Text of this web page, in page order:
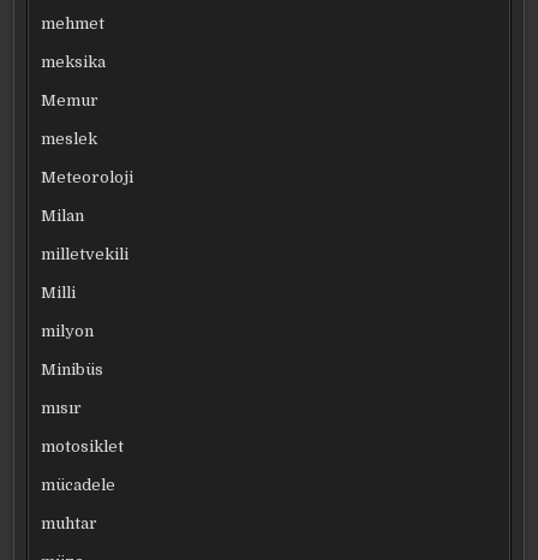
mehmet
meksika
Memur
meslek
Meteoroloji
Milan
milletvekili
Milli
milyon
Minibüs
mısır
motosiklet
mücadele
muhtar